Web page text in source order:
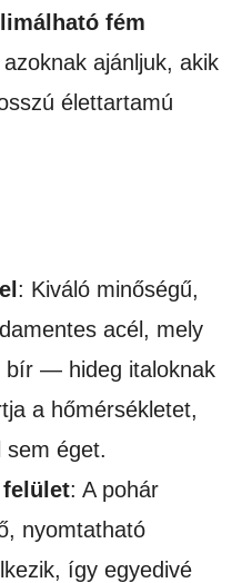
fém
ajánljuk, akik
élettartamú
: Kiváló minőségű,
acél, mely
bír — hideg italoknak
a hőmérsékletet,
sem éget.
: A pohár
nyomtatható
így egyedivé